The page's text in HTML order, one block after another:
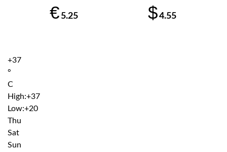
€ 5.25 $4.55
+37
°
C
High:+37
Low:+20
Thu
Sat
Sun